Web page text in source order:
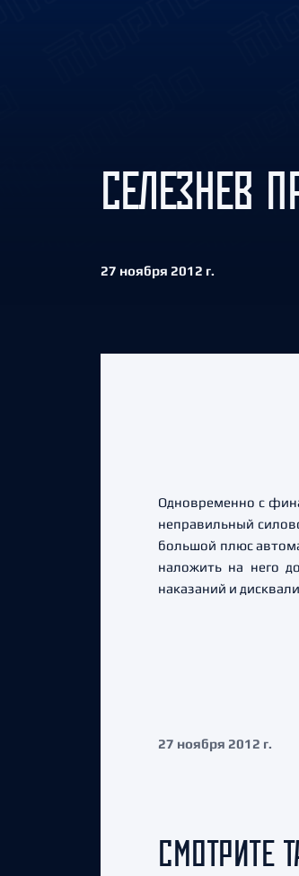
СЕЛЕЗНЕВ
27 ноября 2012 г.
Одновременно с
неправильный
большой плюс
наложить на него
наказаний и
27 ноября 2012 г.
СМОТРИТЕ